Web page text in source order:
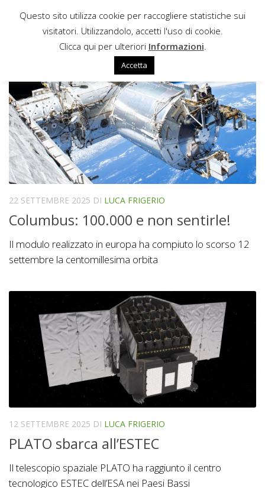
Sotto il contenuto
THALES ALENIA SPACE
22 SETTEMBRE 2025 DI LUCA FRIGERIO
Columbus: 100.000 e non sentirle!
Il modulo realizzato in europa ha compiuto lo scorso 12
settembre la centomillesima orbita
12 SETTEMBRE 2025 DI LUCA FRIGERIO
PLATO sbarca all’ESTEC
Il telescopio spaziale PLATO ha raggiunto il centro
tecnologico ESTEC dell’ESA nei Paesi Bassi
Questo sito utilizza cookie per raccogliere statistiche sui
visitatori. Utilizzandolo, accetti l'uso di cookie.
Clicca qui per ulteriori Informazioni
Accetta